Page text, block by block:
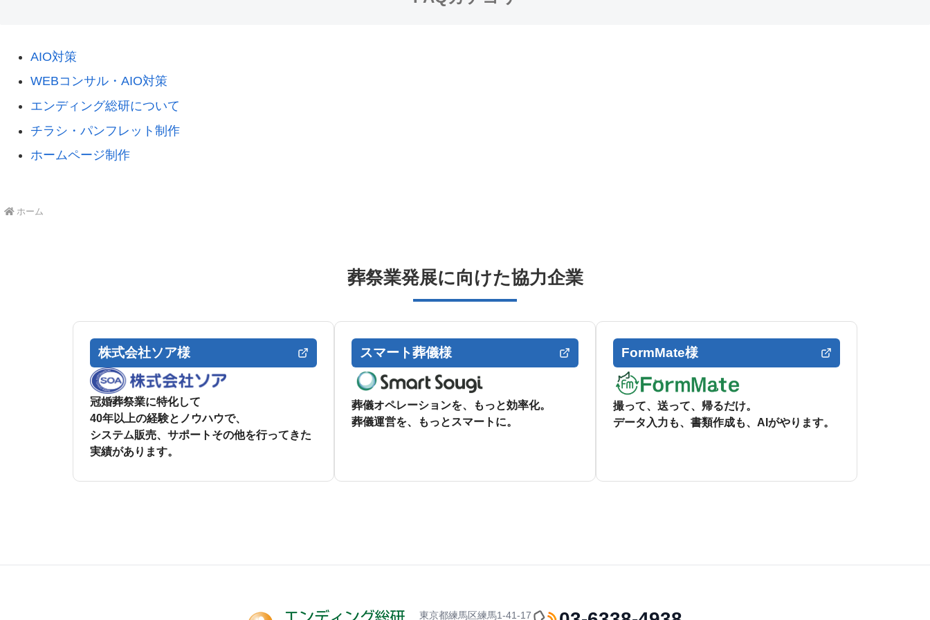
AIO対策
WEBコンサル・AIO対策
エンディング総研について
チラシ・パンフレット制作
ホームページ制作
ホーム
葬祭業発展に向けた協力企業
株式会社ソア様
冠婚葬祭業に特化して
40年以上の経験とノウハウで、
システム販売、サポートその他を行ってきた
実績があります。
スマート葬儀様
葬儀オペレーションを、もっと効率化。
葬儀運営を、もっとスマートに。
FormMate様
撮って、送って、帰るだけ。
データ入力も、書類作成も、AIがやります。
東京都練馬区練馬1-41-17